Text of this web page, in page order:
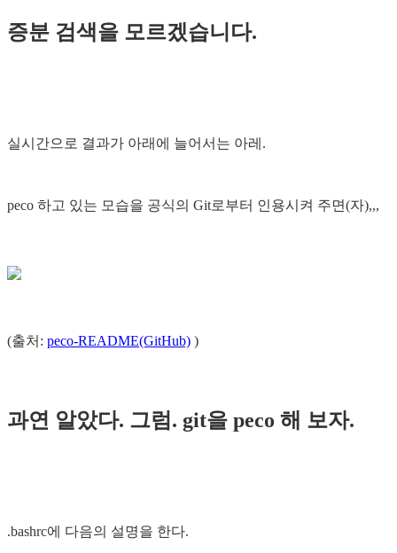
증분 검색을 모르겠습니다.
실시간으로 결과가 아래에 늘어서는 아레.
peco 하고 있는 모습을 공식의 Git로부터 인용시켜 주면(자),,,
(출처: peco-README(GitHub) )
과연 알았다. 그럼. git을 peco 해 보자.
.bashrc에 다음의 설명을 한다.